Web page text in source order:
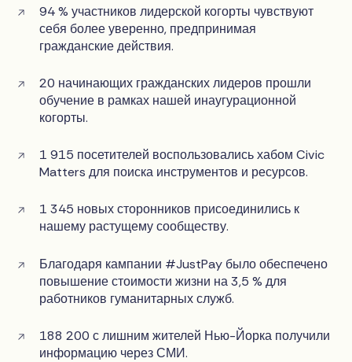
94 % участников лидерской когорты чувствуют
себя более уверенно, предпринимая
гражданские действия.
20 начинающих гражданских лидеров прошли
обучение в рамках нашей инаугурационной
когорты.
1 915 посетителей воспользовались хабом Civic
Matters для поиска инструментов и ресурсов.
1 345 новых сторонников присоединились к
нашему растущему сообществу.
Благодаря кампании #JustPay было обеспечено
повышение стоимости жизни на 3,5 % для
работников гуманитарных служб.
188 200 с лишним жителей Нью-Йорка получили
информацию через СМИ.